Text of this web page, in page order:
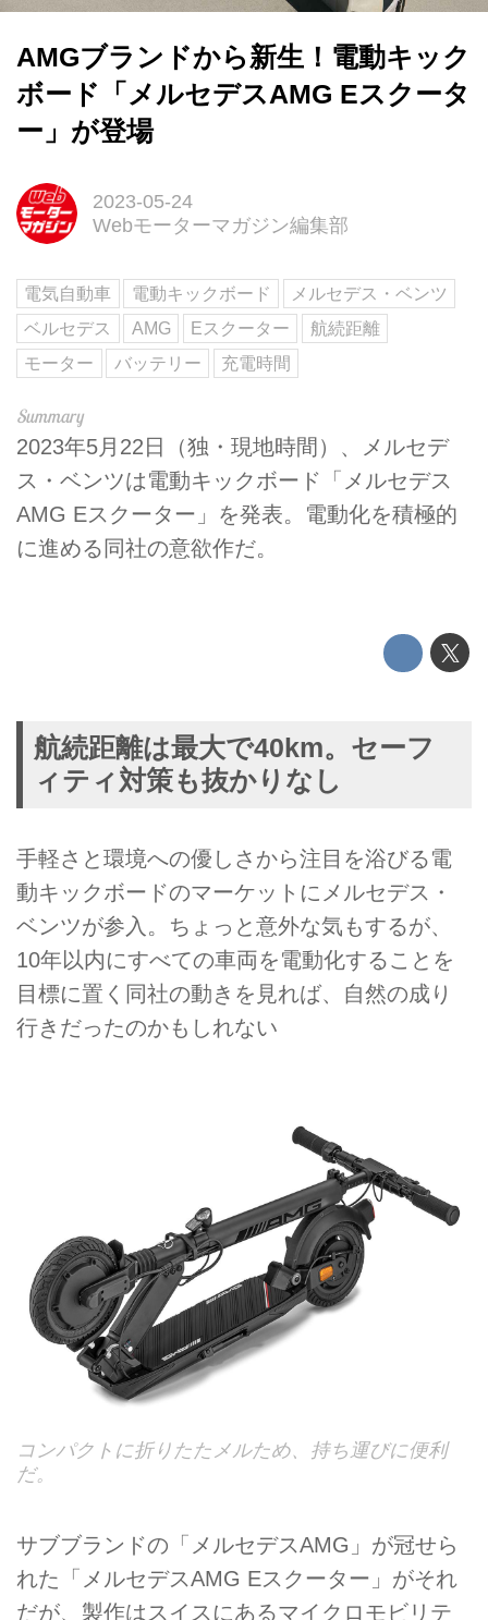
AMGブランドから新生！電動キック
ボード「メルセデスAMG Eスクータ
ー」が登場
2023-05-24
Webモーターマガジン編集部
電気自動車 電動キックボード
メルセデス・ベンツ
ベルセデス
AMG Eスクーター
航続距離
モーター
バッテリー 充電時間
2023年5月22日（独・現地時間）、メルセデ
ス・ベンツは電動キックボード「メルセデス
AMG Eスクーター」を発表。電動化を積極的
に進める同社の意欲作だ。
航続距離は最大で40km。セーフ
ィティ対策も抜かりなし
手軽さと環境への優しさから注目を浴びる電
動キックボードのマーケットにメルセデス・
ベンツが参入。ちょっと意外な気もするが、
10年以内にすべての車両を電動化することを
目標に置く同社の動きを見れば、自然の成り
行きだったのかもしれない
コンパクトに折りたたメルため、持ち運びに便利
だ。
サブブランドの「メルセデスAMG」が冠せら
れた「メルセデスAMG Eスクーター」がそれ
だが、製作はスイスにあるマイクロモビリテ